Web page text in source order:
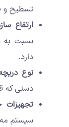
تسطیح و
ارتفاع
دارد.
نوع
دستی که
تجهیزات
سیستم مه